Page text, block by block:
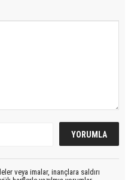
veya imalar, inançlara saldırı